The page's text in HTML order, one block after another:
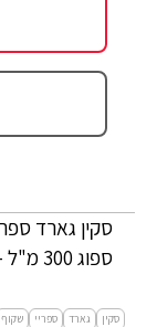
ספוג 300 מ"ל - מבית SKIN GARD
סקין גארד ספריי שקוף